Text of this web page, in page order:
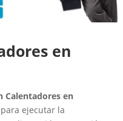
en
Calentadores en
para ejecutar la